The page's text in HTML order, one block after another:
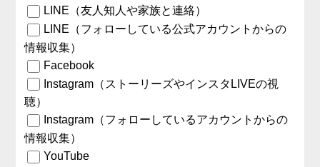
LINE（友人知人や家族と連絡）
LINE（フォローしている公式アカウントからの
情報収集）
Facebook
Instagram（ストーリーズやインスタLIVEの視
聴）
Instagram（フォローしているアカウントからの
情報収集）
YouTube